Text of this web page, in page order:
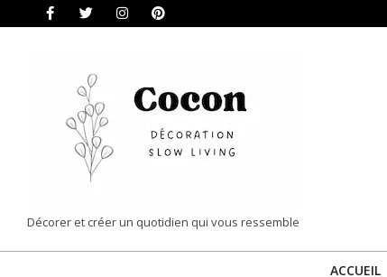
COCON
|
Décorer et créer un quotidien qui vous ressemble
ACCUEIL